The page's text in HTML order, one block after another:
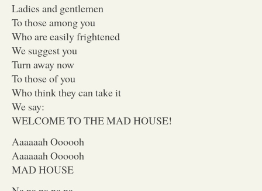
Ladies and gentlemen
To those among you
Who are easily frightened
We suggest you
Turn away now
To those of you
Who think they can take it
We say:
WELCOME TO THE MAD HOUSE!
Aaaaaah Oooooh
Aaaaaah Oooooh
MAD HOUSE